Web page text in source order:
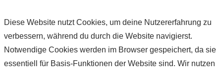
Diese Website nutzt Cookies, um deine Nutzererfahrung zu
verbessern, während du durch die Website navigierst.
Notwendige Cookies werden im Browser gespeichert, da sie
essentiell für Basis-Funktionen der Website sind. Wir nutzen